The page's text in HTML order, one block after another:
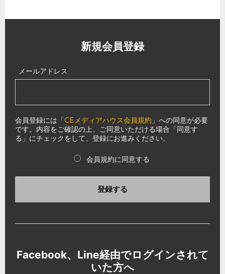
新規会員登録
メールアドレス
会員登録には「CEメディアハウス会員規約 」への同意が必要
です。内容をご確認の上、ご同意いただける場合「同意す
る」にチェックをして、登録にお進みください。
会員規約に同意する
登録する
Facebook、Line経由でログインされて
いた方へ